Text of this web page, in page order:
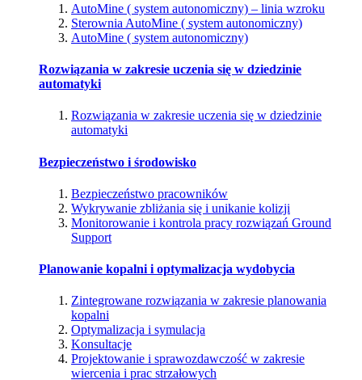
AutoMine ( system autonomiczny) – linia wzroku
Sterownia AutoMine ( system autonomiczny)
AutoMine ( system autonomiczny)
Rozwiązania w zakresie uczenia się w dziedzinie
automatyki
Rozwiązania w zakresie uczenia się w dziedzinie
automatyki
Bezpieczeństwo i środowisko
Bezpieczeństwo pracowników
Wykrywanie zbliżania się i unikanie kolizji
Monitorowanie i kontrola pracy rozwiązań Ground
Support
Planowanie kopalni i optymalizacja wydobycia
Zintegrowane rozwiązania w zakresie planowania
kopalni
Optymalizacja i symulacja
Konsultacje
Projektowanie i sprawozdawczość w zakresie
wiercenia i prac strzałowych